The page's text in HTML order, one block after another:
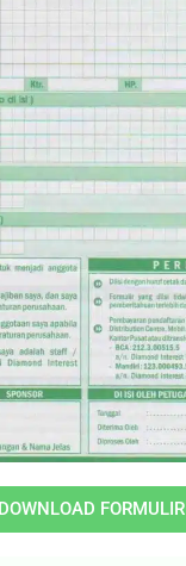
DOWNLOAD FORMULIR